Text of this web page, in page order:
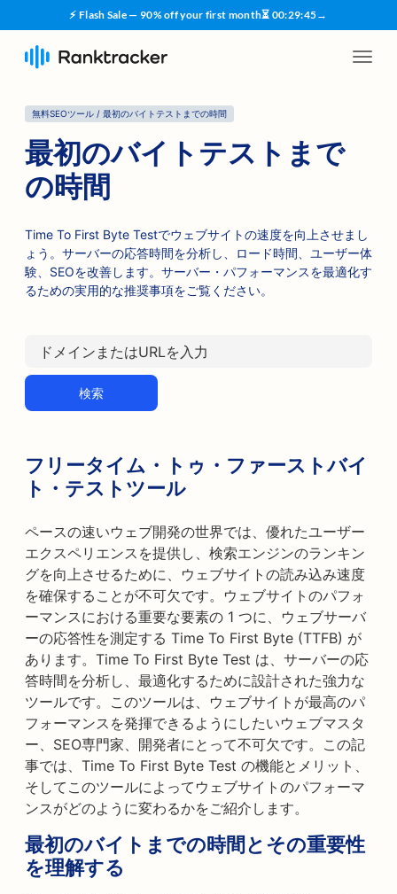
⚡ Flash Sale — 90% off your first month⏳ 00:29:45→
無料SEOツール / 最初のバイトテストまでの時間
最初のバイトテストまで
の時間
Time To First Byte Testでウェブサイトの速度を向上させまし
ょう。サーバーの応答時間を分析し、ロード時間、ユーザー体
験、SEOを改善します。サーバー・パフォーマンスを最適化す
るための実用的な推奨事項をご覧ください。
検索
フリータイム・トゥ・ファーストバイ
ト・テストツール
ペースの速いウェブ開発の世界では、優れたユーザー
エクスペリエンスを提供し、検索エンジンのランキン
グを向上させるために、ウェブサイトの読み込み速度
を確保することが不可欠です。ウェブサイトのパフォ
ーマンスにおける重要な要素の 1 つに、ウェブサーバ
ーの応答性を測定する Time To First Byte (TTFB) が
あります。Time To First Byte Test は、サーバーの応
答時間を分析し、最適化するために設計された強力な
ツールです。このツールは、ウェブサイトが最高のパ
フォーマンスを発揮できるようにしたいウェブマスタ
ー、SEO専門家、開発者にとって不可欠です。この記
事では、Time To First Byte Test の機能とメリット、
そしてこのツールによってウェブサイトのパフォーマ
ンスがどのように変わるかをご紹介します。
最初のバイトまでの時間とその重要性
を理解する